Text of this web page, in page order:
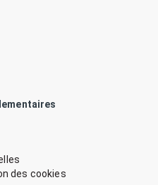
des cookies